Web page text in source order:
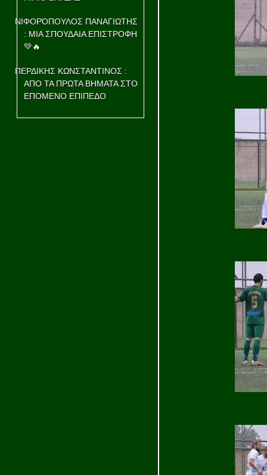
ΝΙΦΟΡΌΠΟΥΛΟΣ ΠΑΝΑΓΙΩΤΗΣ
: ΜΙΑ ΣΠΟΥΔΑΙΑ ΕΠΙΣΤΡΟΦΗ
💚🔥
ΠΕΡΔΙΚΗΣ ΚΩΝΣΤΑΝΤΙΝΟΣ :
ΑΠΟ ΤΑ ΠΡΩΤΑ ΒΗΜΑΤΑ ΣΤΟ
ΕΠΟΜΕΝΟ ΕΠΙΠΕΔΟ